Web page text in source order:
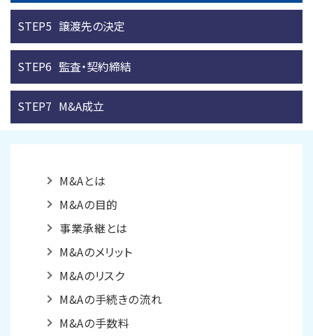
STEP5 譲渡先の決定
STEP6 監査・契約締結
STEP7 M&A成立
M&Aとは
M&Aの目的
事業承継とは
M&Aのメリット
M&Aのリスク
M&Aの手続きの流れ
M&Aの手数料